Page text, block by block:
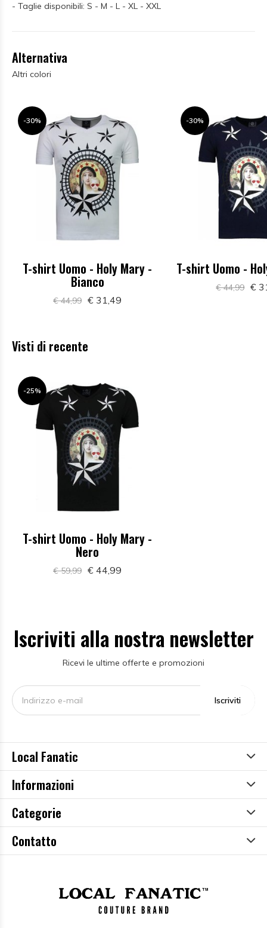
- Taglie disponibili: S - M - L - XL - XXL
Alternativa
Altri colori
-30%
T-shirt Uomo - Holy Mary -
Bianco
€ 44,99 € 31,49
-30%
T-shirt Uomo -
€ 44,99 €
Visti di recente
-25%
T-shirt Uomo - Holy Mary -
Nero
€ 59,99 € 44,99
Iscriviti alla nostra newsletter
Ricevi le ultime offerte e promozioni
Iscriviti
Local Fanatic
Informazioni
Categorie
Contatto